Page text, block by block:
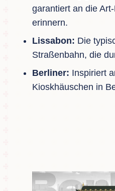
garantiert an die
erinnern.
Lissabon: Die
Straßenbahn, die
Berliner: Inspiriert
Kioskhäuschen in